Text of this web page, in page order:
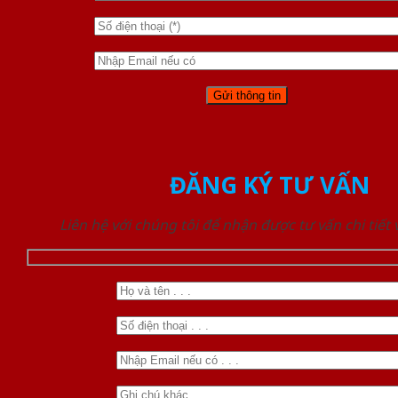
ĐĂNG KÝ TƯ VẤN
Liên hệ với chúng tôi để nhận được tư vấn chi tiết